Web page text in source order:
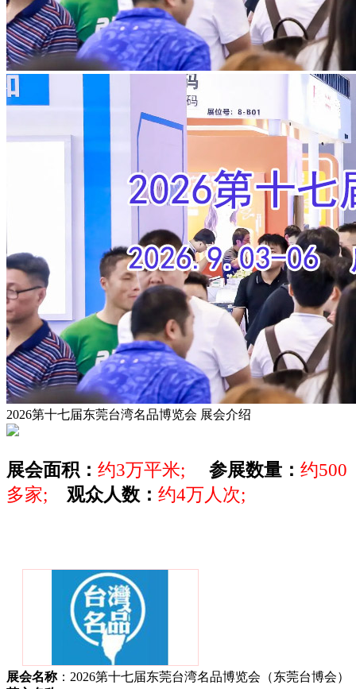
2026第十七届东莞台湾名品博览会 展会介绍
展会面积： 约3万平米; 参展数量： 约500
多家; 观众人数： 约4万人次;
展会名称：2026第十七届东莞台湾名品博览会（东莞台博会‌）